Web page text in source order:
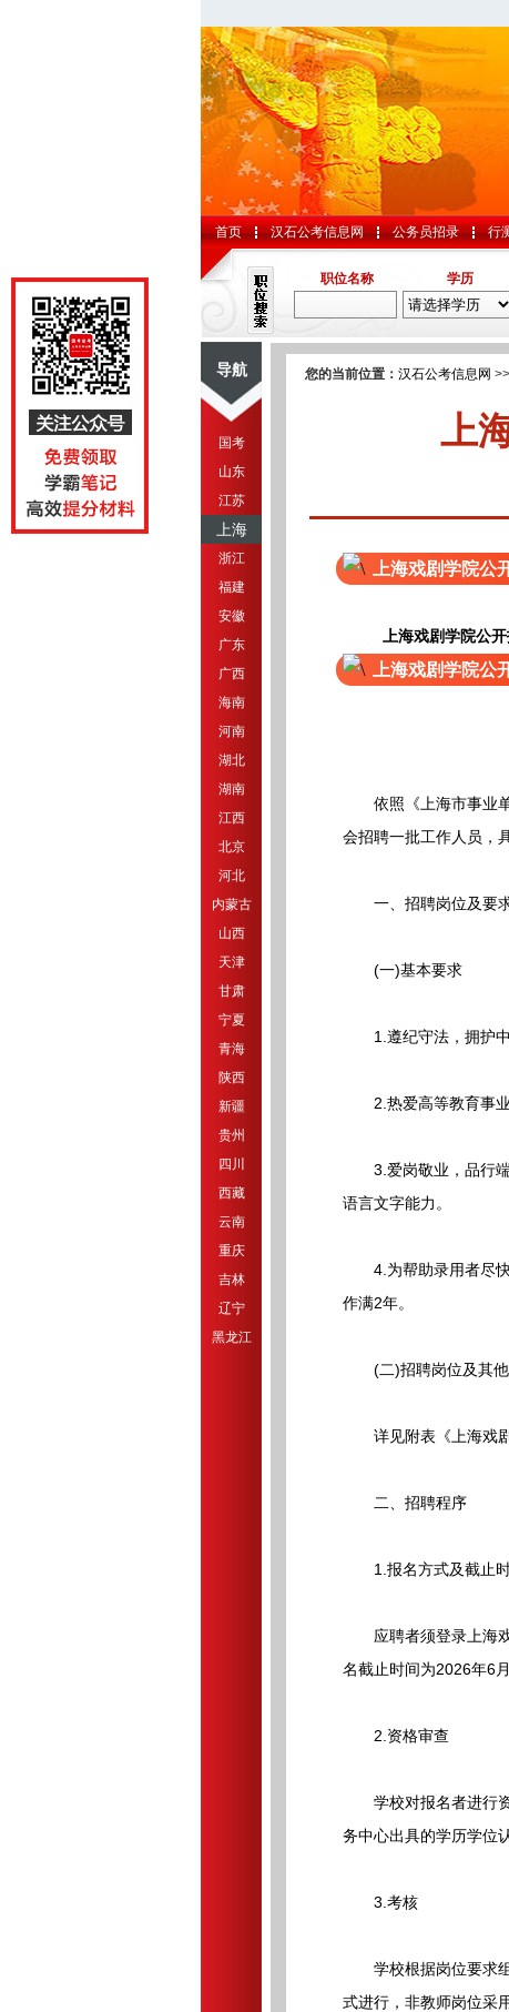
首页 汉石公考信息网 公务员招录 行
职位名称 学历
导航
国考
山东
江苏
上海
浙江
福建
安徽
广东
广西
海南
河南
湖北
湖南
江西
北京
河北
内蒙古
山西
天津
甘肃
宁夏
青海
陕西
新疆
贵州
四川
西藏
云南
重庆
吉林
辽宁
黑龙江
您的当前位置： 汉石公考信息网 >>
上
上海戏剧学院公
上海戏剧学院公
上海戏剧学院公
依照《上海市事业单
会招聘一批工作人员，
一、招聘岗位及要
(一)基本要求
1.遵纪守法，拥护中
2.热爱高等教育事业
3.爱岗敬业，品行端
语言文字能力。
4.为帮助录用者尽快
作满2年。
(二)招聘岗位及其他
详见附表《上海戏剧
二、招聘程序
1.报名方式及截止
应聘者须登录上海戏
名截止时间为2026年6
2.资格审查
学校对报名者进行资
务中心出具的学历学位
3.考核
学校根据岗位要求组
式进行，非教师岗位采